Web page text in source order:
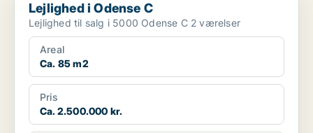
Lejlighed i Odense C
Lejlighed til salg i 5000 Odense C 2 værelser
Areal
Ca. 85 m2
Pris
Ca. 2.500.000 kr.